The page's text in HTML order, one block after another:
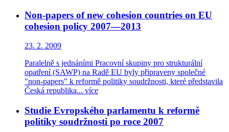
Non-papers of new cohesion countries on EU
cohesion policy 2007—2013
23. 2. 2009
Paralelně s jednáními Pracovní skupiny pro strukturální
opatření (SAWP) na Radě EU byly připraveny společné
"non-papers" k reformě politiky soudržnosti, které představila
Česká republika... více
Studie Evropského parlamentu k reformě
politiky soudržnosti po roce 2007